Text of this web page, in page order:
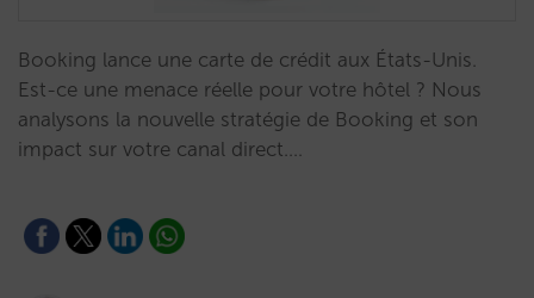
Booking lance une carte de crédit aux États-Unis.
Est-ce une menace réelle pour votre hôtel ? Nous
analysons la nouvelle stratégie de Booking et son
impact sur votre canal direct.…